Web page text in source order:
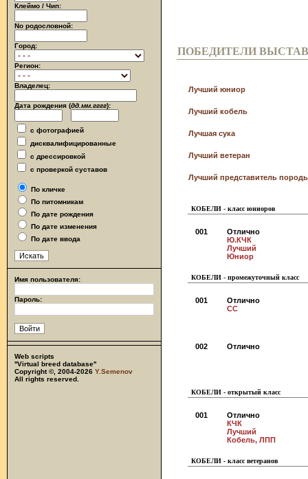
Клеймо / Чип:
No родословной:
Город:
Регион:
Владелец:
Дата рождения (дд.мм.гггг):
с фотографией
дисквалифицированные
с дрессировкой
с проверкой суставов
По кличке
По питомникам
По дате рождения
По дате изменения
По дате ввода
Имя пользователя:
Пароль:
Web scripts
''Virtual breed database''
Copyright ©, 2004-2026 Y.Semenov
All rights reserved.
ПОБЕДИТЕЛИ
Лучший юниор
Лучший кобель
Лучшая сука
Лучший ветеран
Лучший представитель
КОБЕЛИ - класс юниоров
001
Отлично
Ю.КЧК
Лучший
Юниор
КОБЕЛИ - промежуточный класс
001
Отлично
СС
002 Отлично
КОБЕЛИ - открытый класс
001
Отлично
КЧК
Лучший
Кобель, ЛПП
КОБЕЛИ - класс ветеранов